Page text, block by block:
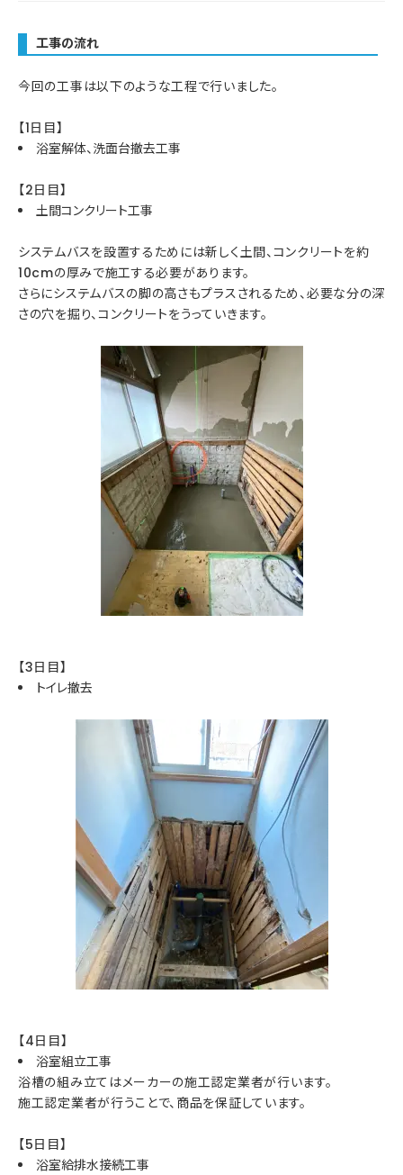
工事の流れ
今回の工事は以下のような工程で行いました。
【1日目】
浴室解体、洗面台撤去工事
【2日目】
土間コンクリート工事
システムバスを設置するためには新しく土間、コンクリートを約
10cmの厚みで施工する必要があります。
さらにシステムバスの脚の高さもプラスされるため、必要な分の深
さの穴を掘り、コンクリートをうっていきます。
【3日目】
トイレ撤去
【4日目】
浴室組立工事
浴槽の組み立てはメーカーの施工認定業者が行います。
施工認定業者が行うことで、商品を保証しています。
【5日目】
浴室給排水接続工事